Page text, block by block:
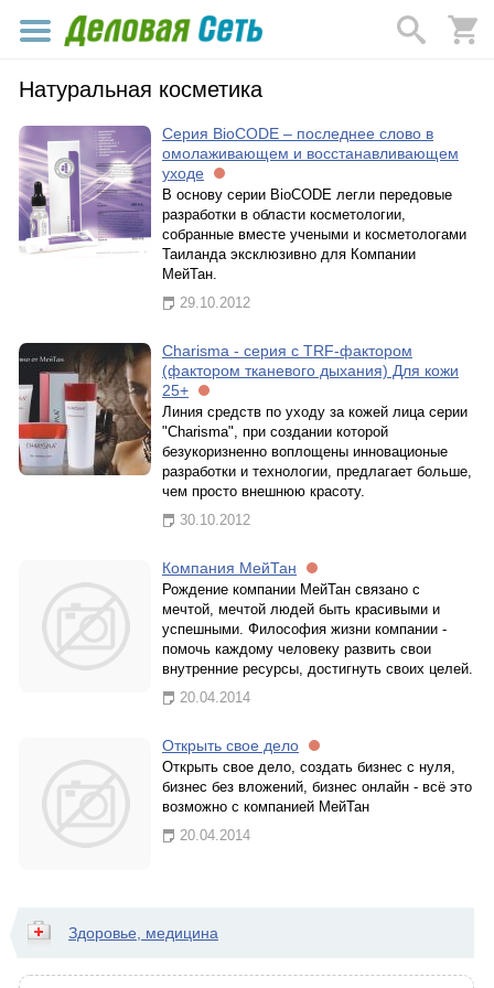
Натуральная косметика
Серия BioCODE – последнее слово в
омолаживающем и восстанавливающем
уходе
В основу серии BioCODE легли передовые
разработки в области косметологии,
собранные вместе учеными и косметологами
Таиланда эксклюзивно для Компании
МейТан.
29.10.2012
Charisma - серия с TRF-фактором
(фактором тканевого дыхания) Для кожи
25+
Линия средств по уходу за кожей лица серии
"Charisma", при создании которой
безукоризненно воплощены инновационые
разработки и технологии, предлагает больше,
чем просто внешнюю красоту.
30.10.2012
Компания МейТан
Рождение компании МейТан связано с
мечтой, мечтой людей быть красивыми и
успешными. Философия жизни компании -
помочь каждому человеку развить свои
внутренние ресурсы, достигнуть своих целей.
20.04.2014
Открыть свое дело
Открыть свое дело, создать бизнес с нуля,
бизнес без вложений, бизнес онлайн - всё это
возможно с компанией МейТан
20.04.2014
Здоровье, медицина